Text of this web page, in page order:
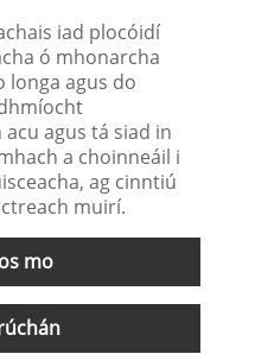
iad plocóidí
ó mhonarcha
longa agus do
agus tá siad in
a choinneáil i
ag cinntiú
muirí.
mo